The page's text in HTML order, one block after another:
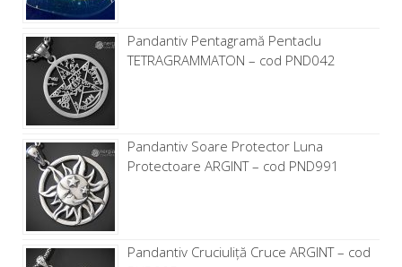
Pandantiv Pentagramă Pentaclu
TETRAGRAMMATON – cod PND042
Pandantiv Soare Protector Luna
Protectoare ARGINT – cod PND991
Pandantiv Cruciuliță Cruce ARGINT – cod